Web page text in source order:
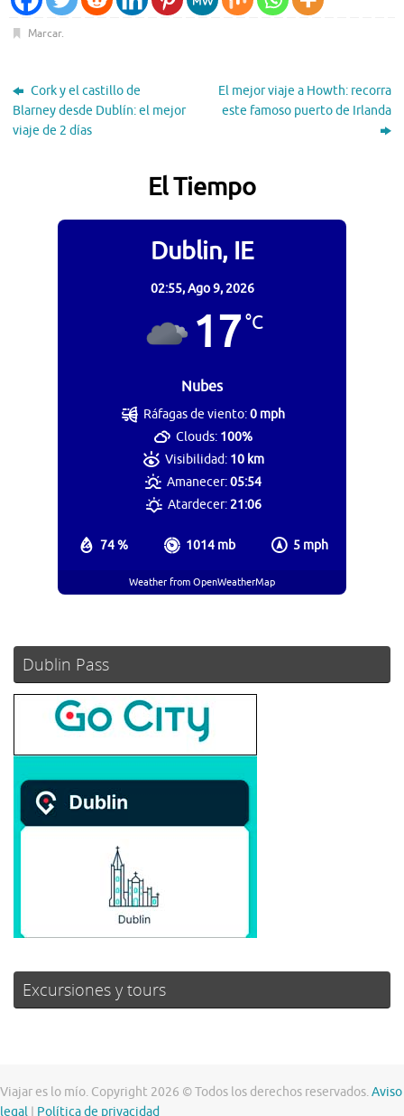
Marcar.
Cork y el castillo de
Blarney desde Dublín: el mejor
viaje de 2 días
El mejor viaje a Howth: recorra
este famoso puerto de Irlanda
El Tiempo
Dublin, IE
02:55,Ago 9, 2026
17°C
Nubes
74 % 1014 mb 5 mph
Ráfagas de viento:0 mph
Clouds: 100%
Visibilidad: 10 km
Amanecer:05:54
Atardecer:21:06
Weather from OpenWeatherMap
Dublin Pass
Excursiones y tours
Viajar es lo mío. Copyright 2026 © Todos los derechos reservados.Aviso
legal
Política de privacidad